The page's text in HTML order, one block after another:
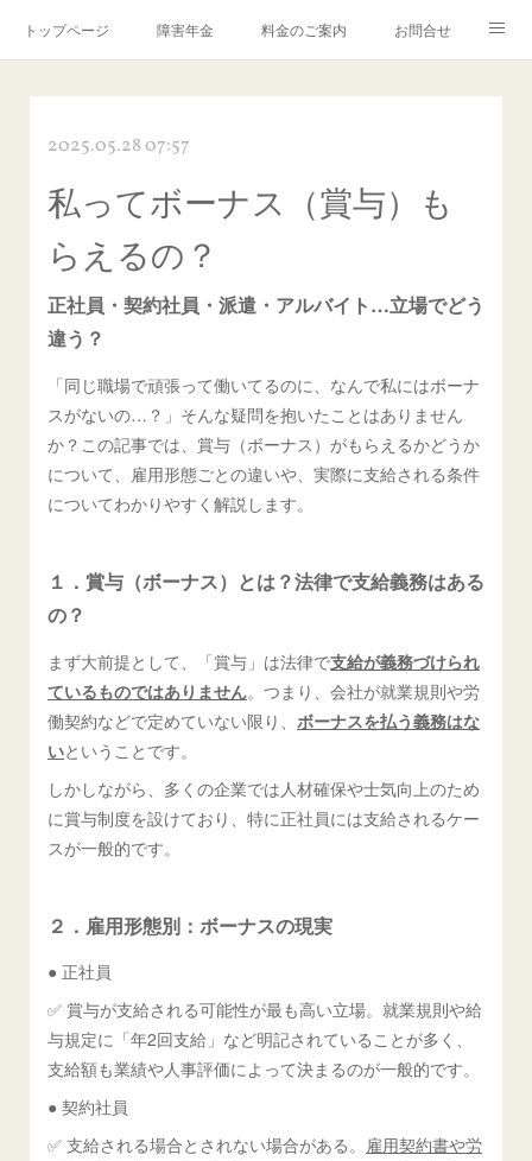
トップページ 障害年金 料金のご案内 お問合せ
2025.05.28 07:57
私ってボーナス（賞与）も
らえるの？
正社員・契約社員・派遣・アルバイト…立場でどう
違う？
「同じ職場で頑張って働いてるのに、なんで私にはボーナ
スがないの…？」そんな疑問を抱いたことはありません
か？この記事では、賞与（ボーナス）がもらえるかどうか
について、雇用形態ごとの違いや、実際に支給される条件
についてわかりやすく解説します。
１．賞与（ボーナス）とは？法律で支給義務はある
の？
まず大前提として、「賞与」は法律で支給が義務づけられ
ているものではありません。つまり、会社が就業規則や労
働契約などで定めていない限り、 ボーナスを払う義務はな
いということです。
しかしながら、多くの企業では人材確保や士気向上のため
に賞与制度を設けており、特に正社員には支給されるケー
スが一般的です。
２．雇用形態別：ボーナスの現実
● 正社員
✅ 賞与が支給される可能性が最も高い立場。就業規則や給
与規定に「年2回支給」など明記されていることが多く、
支給額も業績や人事評価によって決まるのが一般的です。
● 契約社員
✅ 支給される場合とされない場合がある。 雇用契約書や労